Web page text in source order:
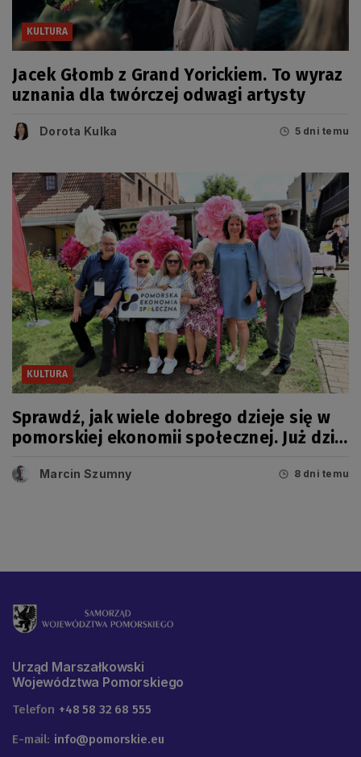
KULTURA
Jacek Głomb z Grand Yorickiem. To wyraz
uznania dla twórczej odwagi artysty
Dorota Kulka 5 dni temu
KULTURA
Sprawdź, jak wiele dobrego dzieje się w
pomorskiej ekonomii społecznej. Już dziś
Marcin Szumny 8 dni temu
Urząd Marszałkowski
Województwa Pomorskiego
Telefon +48 58 32 68 555
E-mail: info@pomorskie.eu